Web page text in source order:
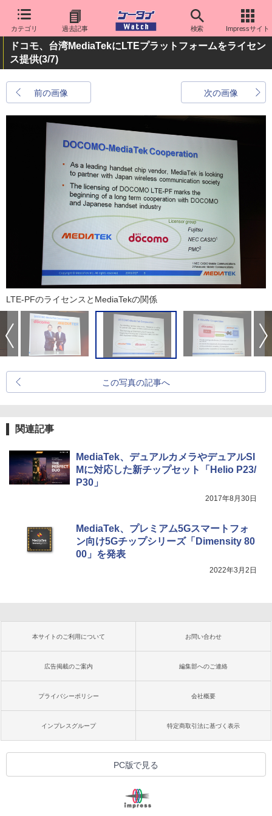
カテゴリ 過去記事 検索 Impressサイト
ドコモ、台湾MediaTekにLTEプラットフォームをライセン
ス提供(3/7)
前の画像 次の画像
LTE-PFのライセンスとMediaTekの関係
この写真の記事へ
関連記事
MediaTek、デュアルカメラやデュアルSI
Mに対応した新チップセット「Helio P23/
P30」
2017年8月30日
MediaTek、プレミアム5Gスマートフォ
ン向け5Gチップシリーズ「Dimensity 80
00」を発表
2022年3月2日
本サイトのご利用について お問い合わせ
広告掲載のご案内 編集部へのご連絡
プライバシーポリシー 会社概要
インプレスグループ 特定商取引法に基づく表示
PC版で見る